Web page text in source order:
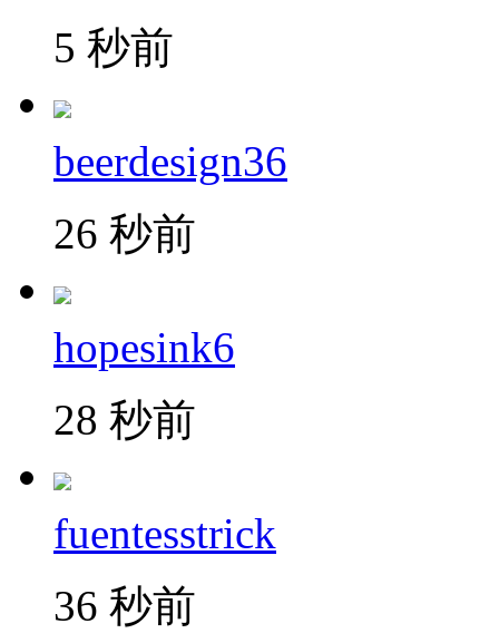
5 秒前
beerdesign36
26 秒前
hopesink6
28 秒前
fuentesstrick
36 秒前